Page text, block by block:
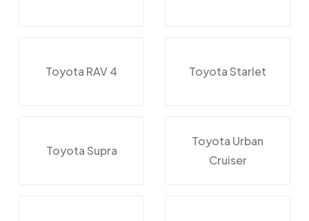
Toyota RAV 4 Toyota Starlet
Toyota Supra
Toyota Urban
Cruiser